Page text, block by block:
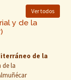
Ver todos
y de la
de la
la